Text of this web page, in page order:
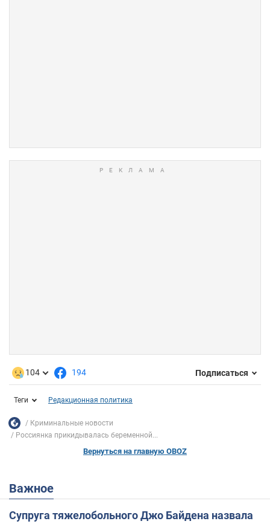
104 194 Подписаться
Теги Редакционная политика
Криминальные новости
Россиянка прикидывалась беременной...
Вернуться на главную OBOZ
Важное
Супруга тяжелобольного Джо Байдена назвала